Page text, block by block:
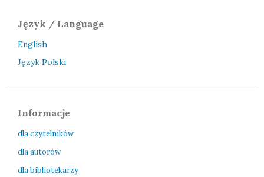
Język / Language
English
Język Polski
Informacje
dla czytelników
dla autorów
dla bibliotekarzy